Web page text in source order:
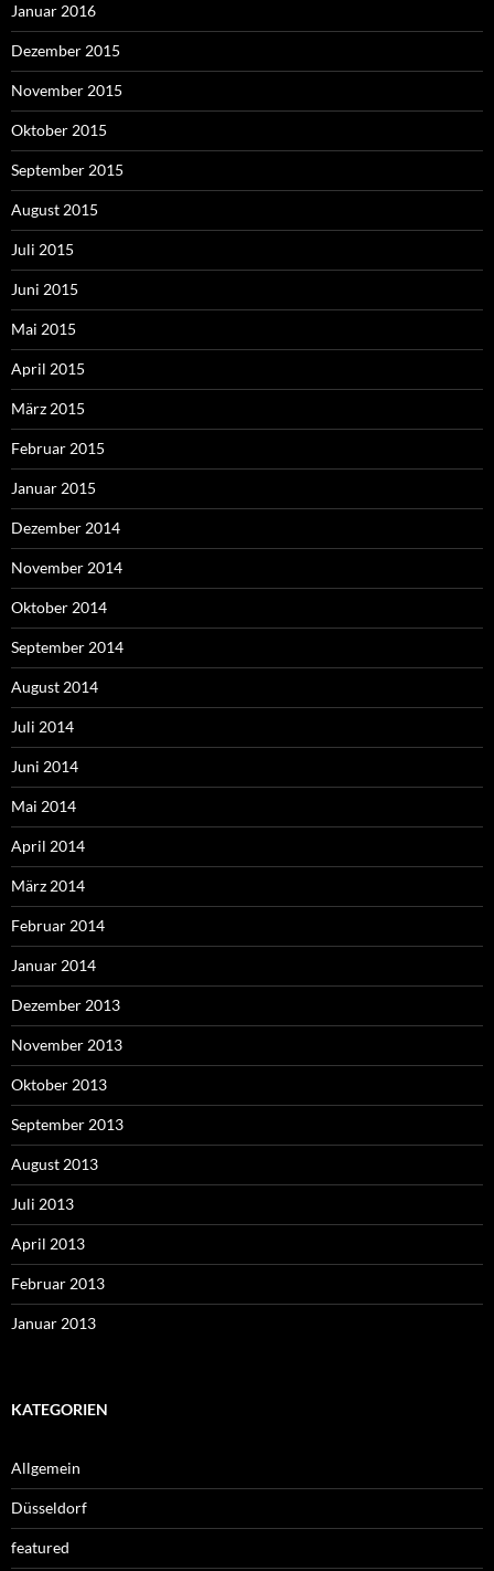
Januar 2016
Dezember 2015
November 2015
Oktober 2015
September 2015
August 2015
Juli 2015
Juni 2015
Mai 2015
April 2015
März 2015
Februar 2015
Januar 2015
Dezember 2014
November 2014
Oktober 2014
September 2014
August 2014
Juli 2014
Juni 2014
Mai 2014
April 2014
März 2014
Februar 2014
Januar 2014
Dezember 2013
November 2013
Oktober 2013
September 2013
August 2013
Juli 2013
April 2013
Februar 2013
Januar 2013
KATEGORIEN
Allgemein
Düsseldorf
featured